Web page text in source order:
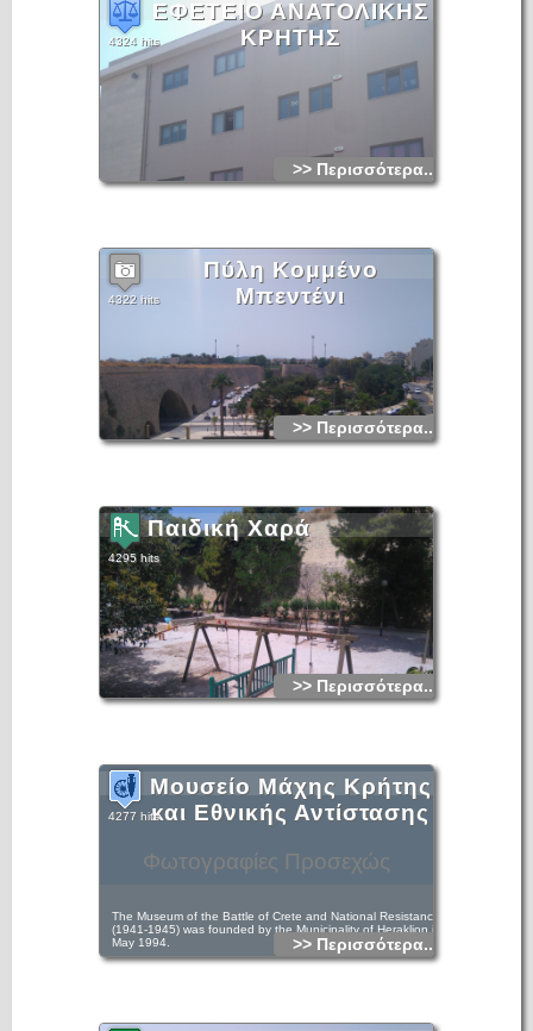
ΕΦΕΤΕΙΟ ΑΝΑΤΟΛΙΚΗΣ
ΚΡΗΤΗΣ
4324 hits
>> Περισσότερα...
Πύλη Κομμένο
Μπεντένι
4322 hits
>> Περισσότερα...
Παιδική Χαρά
4295 hits
>> Περισσότερα...
Φωτογραφίες Προσεχώς
Μουσείο Μάχης Κρήτης
και Εθνικής Αντίστασης
4277 hits
The Museum of the Battle of Crete and National Resistance
(1941-1945) was founded by the Municipality of Heraklion in
May 1994.
>> Περισσότερα...